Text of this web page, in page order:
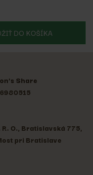
DO KOŠÍKA
Share
R. O., Bratislavská 775,
pri Bratislave